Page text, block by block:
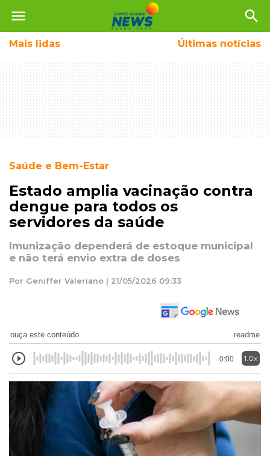
menu search
Mais lidas Últimas notícias
Saúde e Bem-Estar
Estado amplia vacinação contra
dengue para todos os
servidores da saúde
Imunização dependerá de estoque municipal
e não terá envio extra de doses
Por Geniffer Valeriano | 21/05/2026 09:33
ouça este conteúdo readme
0:00 1.0x